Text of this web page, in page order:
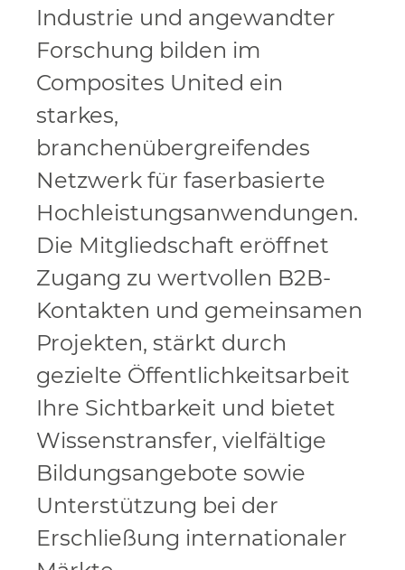
Industrie und angewandter
Forschung bilden im
Composites United ein
starkes,
branchenübergreifendes
Netzwerk für faserbasierte
Hochleistungsanwendungen.
Die Mitgliedschaft eröffnet
Zugang zu wertvollen B2B-
Kontakten und gemeinsamen
Projekten, stärkt durch
gezielte Öffentlichkeitsarbeit
Ihre Sichtbarkeit und bietet
Wissenstransfer, vielfältige
Bildungsangebote sowie
Unterstützung bei der
Erschließung internationaler